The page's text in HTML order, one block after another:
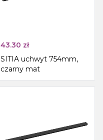
43.30 zł
SITIA uchwyt 754mm,
czarny mat